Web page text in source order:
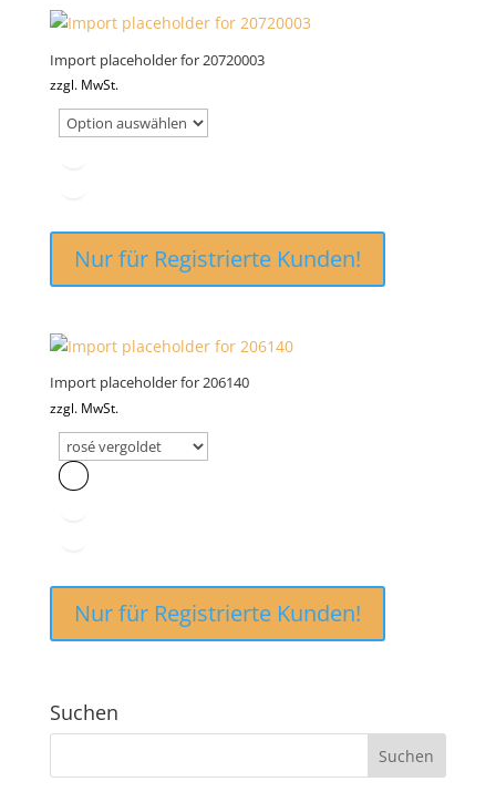
Import placeholder for 20720003
zzgl. MwSt.
Nur für Registrierte Kunden!
Import placeholder for 206140
zzgl. MwSt.
Nur für Registrierte Kunden!
Suchen